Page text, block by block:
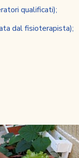
qualificati);
dal fisioterapista);